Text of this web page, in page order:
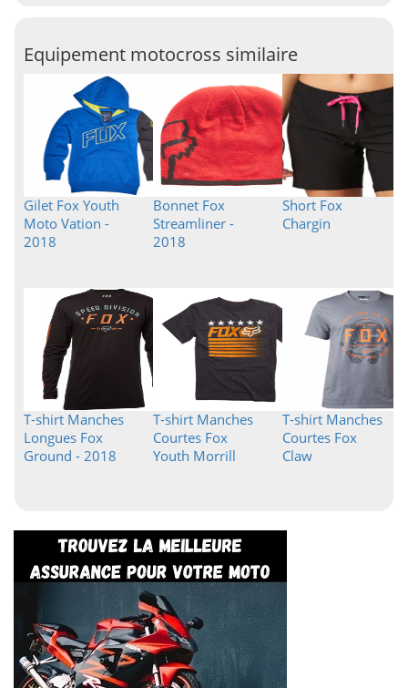
Equipement motocross similaire
Gilet Fox Youth
Moto Vation -
2018
Bonnet Fox
Streamliner -
2018
Short Fox
Chargin
T-shirt Manches
Longues Fox
Ground - 2018
T-shirt Manches
Courtes Fox
Youth Morrill
T-shirt Manches
Courtes Fox
Claw